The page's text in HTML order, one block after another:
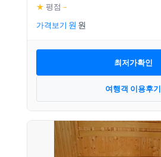
★ 평점 –
가격보기
최저가확인
여행객 이용후기